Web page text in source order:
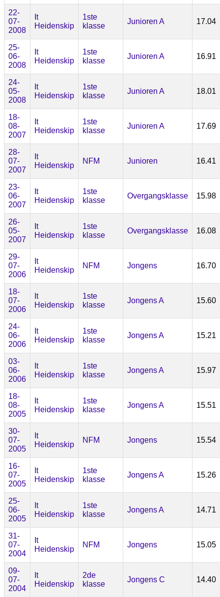
22-
07-
2008
It
Heidenskip
1ste
klasse
Junioren A 17.04
25-
06-
2008
It
Heidenskip
1ste
klasse
Junioren A 16.91
24-
05-
2008
It
Heidenskip
1ste
klasse
Junioren A 18.01
18-
08-
2007
It
Heidenskip
1ste
klasse
Junioren A 17.69
28-
07-
2007
It
Heidenskip
NFM Junioren 16.41
23-
06-
2007
It
Heidenskip
1ste
klasse
Overgangsklasse 15.98
26-
05-
2007
It
Heidenskip
1ste
klasse
Overgangsklasse 16.08
29-
07-
2006
It
Heidenskip
NFM Jongens 16.70
18-
07-
2006
It
Heidenskip
1ste
klasse
Jongens A 15.60
24-
06-
2006
It
Heidenskip
1ste
klasse
Jongens A 15.21
03-
06-
2006
It
Heidenskip
1ste
klasse
Jongens A 15.97
18-
08-
2005
It
Heidenskip
1ste
klasse
Jongens A 15.51
30-
07-
2005
It
Heidenskip
NFM Jongens 15.54
16-
07-
2005
It
Heidenskip
1ste
klasse
Jongens A 15.26
25-
06-
2005
It
Heidenskip
1ste
klasse
Jongens A 14.71
31-
07-
2004
It
Heidenskip
NFM Jongens 15.05
09-
07-
2004
It
Heidenskip
2de
klasse
Jongens C 14.40